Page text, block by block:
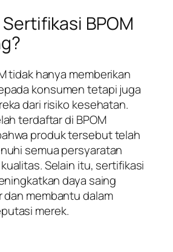
BPOM
tidak hanya memberikan
konsumen tetapi juga
dari risiko kesehatan.
terdaftar di BPOM
produk tersebut telah
semua persyaratan
Selain itu, sertifikasi
daya saing
dan membantu dalam
merek.